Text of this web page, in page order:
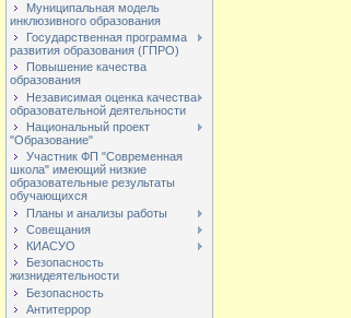
Муниципальная модель
инклюзивного образования
Государственная программа
развития образования (ГПРО)
Повышение качества
образования
Независимая оценка качества
образовательной деятельности
Национальный проект
"Образование"
Участник ФП "Современная
школа" имеющий низкие
образовательные результаты
обучающихся
Планы и анализы работы
Совещания
КИАСУО
Безопасность
жизнидеятельности
Безопасность
Антитеррор